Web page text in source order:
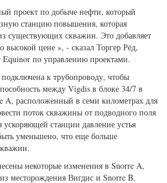
проект по добыче нефти, который
станцию ​​повышения, которая
существующих скважин. Это добавляет
цене », - сказал Торгер Рёд,
по управлению проектами.
подключена к трубопроводу, чтобы
между Vigdis в блоке 34/7 в
A, расположенный в семи километрах для
поток скважины от подводного поля
станции давление устья
уменьшено, что еще больше
некоторые изменения в Snorre A,
месторождения Вигдис и Snorre B,